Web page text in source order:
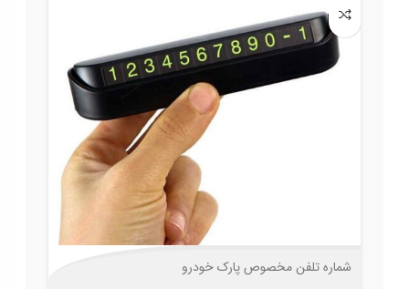
شماره تلفن مخصوص پارک خودرو